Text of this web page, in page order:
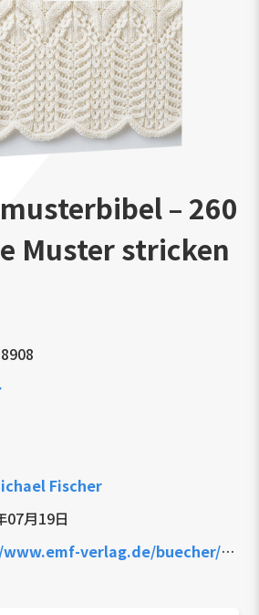
– 260
Muster stricken
Fischer
07月19日
handarbeiten/stricken/die-strickmusterbibel-260-japanische-muster-stricken/978-3-7459-1890-8